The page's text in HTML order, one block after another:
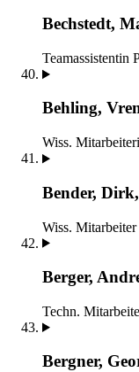
Bechstedt,
Teamassistentin
Behling,
Wiss.
Bender,
Wiss. Mitarbeiter
Berger,
Techn.
Bergner,